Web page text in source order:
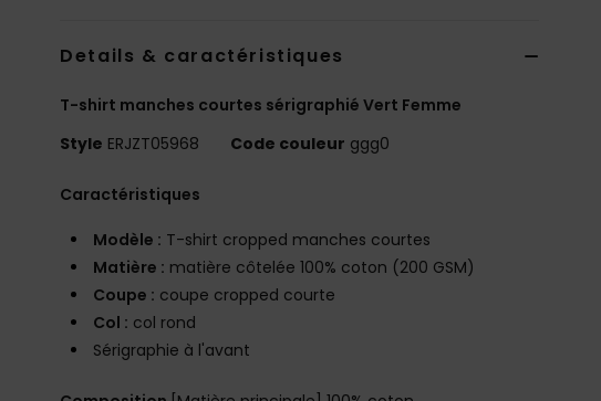
Details & caractéristiques
T-shirt manches courtes sérigraphié Vert Femme
Style ERJZT05968 Code couleur ggg0
Caractéristiques
Modèle : T-shirt cropped manches courtes
Matière : matière côtelée 100% coton (200 GSM)
Coupe : coupe cropped courte
Col : col rond
Sérigraphie à l'avant